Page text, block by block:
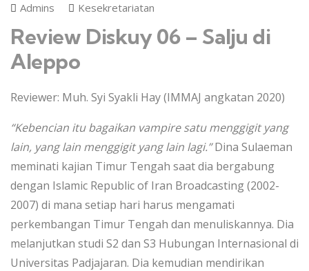
Admins Kesekretariatan
Review Diskuy 06 – Salju di
Aleppo
Reviewer: Muh. Syi Syakli Hay (IMMAJ angkatan 2020)
“Kebencian itu bagaikan vampire satu menggigit yang
lain, yang lain menggigit yang lain lagi.”Dina Sulaeman
meminati kajian Timur Tengah saat dia bergabung
dengan Islamic Republic of Iran Broadcasting (2002-
2007) di mana setiap hari harus mengamati
perkembangan Timur Tengah dan menuliskannya. Dia
melanjutkan studi S2 dan S3 Hubungan Internasional di
Universitas Padjajaran. Dia kemudian mendirikan